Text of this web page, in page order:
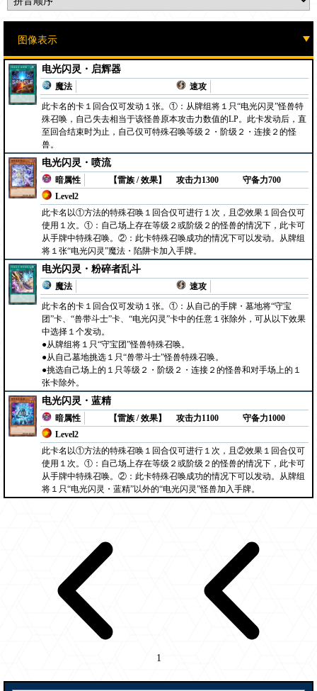
电光闪灵・启辉器
魔法
速攻
此卡名的卡１回合仅可发动１张。①：从牌组将１只“电光闪灵”怪兽特
殊召唤，自己失去相当于该怪兽原本攻击力数值的LP。此卡发动后，直
至回合结束时为止，自己仅可特殊召唤等级２・阶级２・连接２的怪
兽。
电光闪灵・喷流
暗属性
【雷族 / 效果】
Level2
攻击力1300 守备力700
此卡名以①方法的特殊召唤１回合仅可进行１次，且②效果１回合仅可
使用１次。①：自己场上存在等级２或阶级２的怪兽的情况下，此卡可
从手牌中特殊召唤。②：此卡特殊召唤成功的情况下可以发动。从牌组
将１张“电光闪灵”魔法・陷阱卡加入手牌。
电光闪灵・粉碎者乱斗
魔法
速攻
此卡名的卡１回合仅可发动１张。①：从自己的手牌・墓地将“守宝
团”卡、“兽带斗士”卡、“电光闪灵”卡中的任意１张除外，可从以下效果
中选择１个发动。
●从牌组将１只“守宝团”怪兽特殊召唤。
●从自己墓地挑选１只“兽带斗士”怪兽特殊召唤。
●挑选自己场上的１只等级２・阶级２・连接２的怪兽和对手场上的１
张卡除外。
电光闪灵・蓝精
暗属性
【雷族 / 效果】
Level2
攻击力1100 守备力1000
此卡名以①方法的特殊召唤１回合仅可进行１次，且②效果１回合仅可
使用１次。①：自己场上存在等级２或阶级２的怪兽的情况下，此卡可
从手牌中特殊召唤。②：此卡特殊召唤成功的情况下可以发动。从牌组
将１只“电光闪灵・蓝精”以外的“电光闪灵”怪兽加入手牌。
1